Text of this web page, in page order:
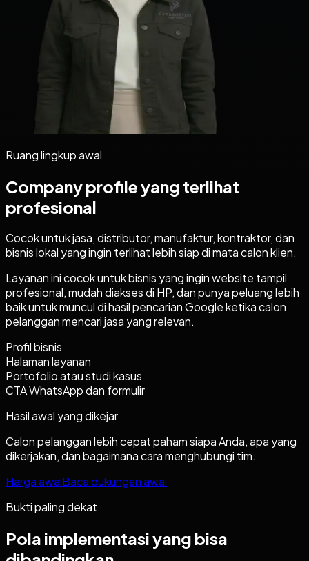
Ruang lingkup awal
Company profile yang terlihat
profesional
Cocok untuk jasa, distributor, manufaktur, kontraktor, dan
bisnis lokal yang ingin terlihat lebih siap di mata calon klien.
Layanan ini cocok untuk bisnis yang ingin website tampil
profesional, mudah diakses di HP, dan punya peluang lebih
baik untuk muncul di hasil pencarian Google ketika calon
pelanggan mencari jasa yang relevan.
Profil bisnis
Halaman layanan
Portofolio atau studi kasus
CTA WhatsApp dan formulir
Hasil awal yang dikejar
Calon pelanggan lebih cepat paham siapa Anda, apa yang
dikerjakan, dan bagaimana cara menghubungi tim.
Harga awalBaca dukungan awal
Bukti paling dekat
Pola implementasi yang bisa